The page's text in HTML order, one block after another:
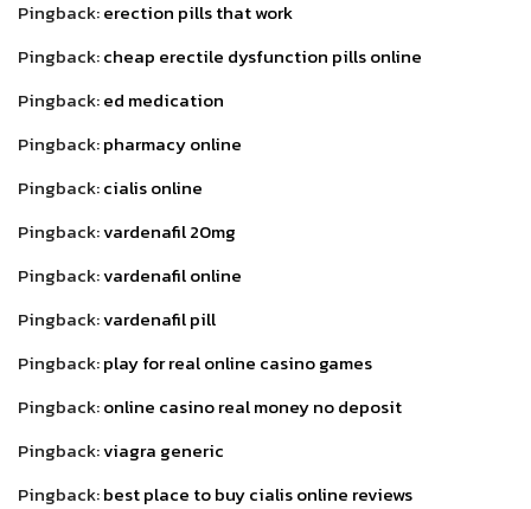
Pingback:erection pills that work
Pingback:cheap erectile dysfunction pills online
Pingback:ed medication
Pingback:pharmacy online
Pingback:cialis online
Pingback:vardenafil 20mg
Pingback:vardenafil online
Pingback:vardenafil pill
Pingback:play for real online casino games
Pingback:online casino real money no deposit
Pingback:viagra generic
Pingback:best place to buy cialis online reviews